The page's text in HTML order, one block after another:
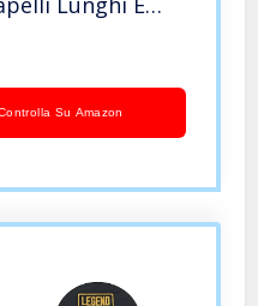
In
Per Donna
Su Amazon